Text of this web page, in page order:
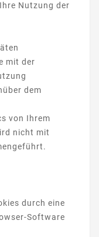
Nutzung der
mit der
dem
von Ihrem
nicht mit
durch eine
Software